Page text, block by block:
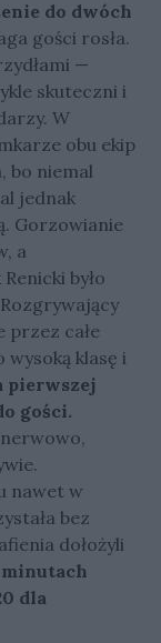
do dwóch
gości rosła.
—
skuteczni i
W
obu ekip
bo niemal
jednak
Gorzowianie
a
było
przez całe
wysoką klasę i
pierwszej
gości.
nawet w
bez
dołożyli
dla